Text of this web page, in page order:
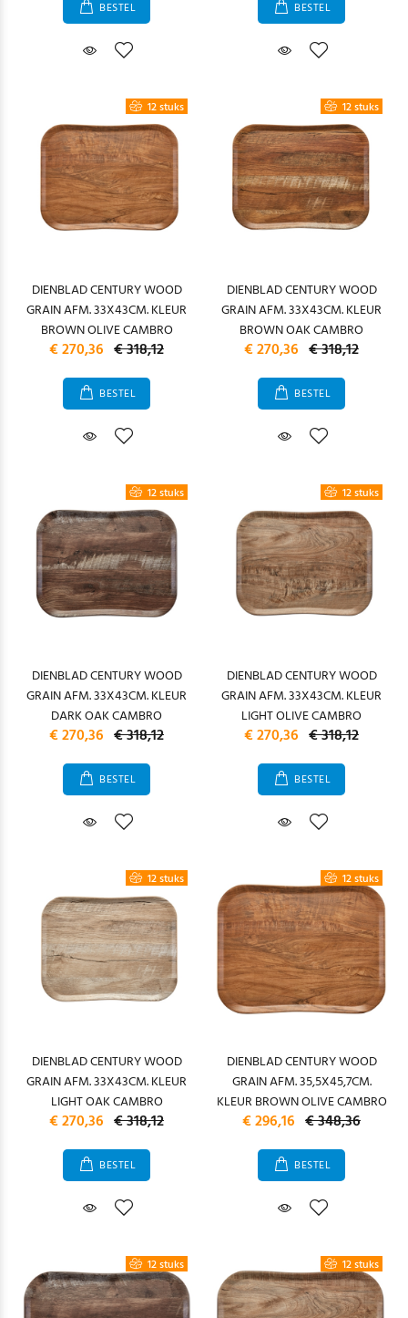
BESTEL BESTEL
12 stuks
DIENBLAD CENTURY WOOD
GRAIN AFM. 33X43CM. KLEUR
BROWN OLIVE CAMBRO
€ 270,36 € 318,12
BESTEL
12 stuks
DIENBLAD CENTURY WOOD
GRAIN AFM. 33X43CM. KLEUR
BROWN OAK CAMBRO
€ 270,36 € 318,12
BESTEL
12 stuks
DIENBLAD CENTURY WOOD
GRAIN AFM. 33X43CM. KLEUR
DARK OAK CAMBRO
€ 270,36 € 318,12
BESTEL
12 stuks
DIENBLAD CENTURY WOOD
GRAIN AFM. 33X43CM. KLEUR
LIGHT OLIVE CAMBRO
€ 270,36 € 318,12
BESTEL
12 stuks
DIENBLAD CENTURY WOOD
GRAIN AFM. 33X43CM. KLEUR
LIGHT OAK CAMBRO
€ 270,36 € 318,12
BESTEL
12 stuks
DIENBLAD CENTURY WOOD
GRAIN AFM. 35,5X45,7CM.
KLEUR BROWN OLIVE CAMBRO
€ 296,16 € 348,36
BESTEL
12 stuks 12 stuks